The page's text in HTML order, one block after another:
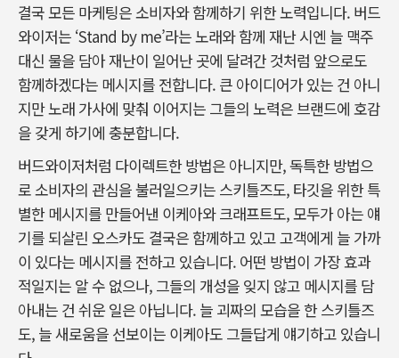
결국 모든 마케팅은 소비자와 함께하기 위한 노력입니다. 버드
와이저는 ‘Stand by me’라는 노래와 함께 재난 시엔 늘 맥주
대신 물을 담아 재난이 일어난 곳에 달려간 것처럼 앞으로도
함께하겠다는 메시지를 전합니다. 큰 아이디어가 있는 건 아니
지만 노래 가사에 맞춰 이어지는 그들의 노력은 브랜드에 호감
을 갖게 하기에 충분합니다.
버드와이저처럼 다이렉트한 방법은 아니지만, 독특한 방법으
로 소비자의 관심을 불러일으키는 스키틀즈도, 타깃을 위한 특
별한 메시지를 만들어낸 이케아와 크래프트도, 모두가 아는 얘
기를 되살린 오스카도 결국은 함께하고 있고 고객에게 늘 가까
이 있다는 메시지를 전하고 있습니다. 어떤 방법이 가장 효과
적일지는 알 수 없으나, 그들의 개성을 잊지 않고 메시지를 담
아내는 건 쉬운 일은 아닙니다. 늘 괴짜의 모습을 한 스키틀즈
도, 늘 새로움을 선보이는 이케아도 그들답게 얘기하고 있습니